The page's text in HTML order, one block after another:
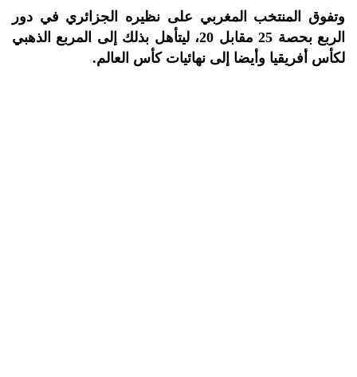
وتفوق المنتخب المغربي على نظيره الجزائري في دور
الربع بحصة 25 مقابل 20، ليتأهل بذلك إلى المربع الذهبي
لكأس أفريقيا وأيضا إلى نهائيات كأس العالم.